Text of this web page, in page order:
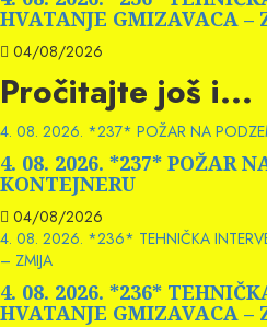
HVATANJE GMIZAVACA –
04/08/2026
Pročitajte još i...
4. 08. 2026. *237* POŽAR NA
4. 08. 2026. *237* POŽAR
KONTEJNERU
04/08/2026
4. 08. 2026. *236* TEHNIČKA
– ZMIJA
4. 08. 2026. *236*
HVATANJE GMIZAVACA –